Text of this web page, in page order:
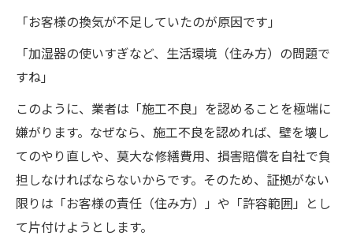
「お客様の換気が不足していたのが原因です」
「加湿器の使いすぎなど、生活環境（住み方）の問題で
すね」
このように、業者は「施工不良」を認めることを極端に
嫌がります。なぜなら、施工不良を認めれば、壁を壊し
てのやり直しや、莫大な修繕費用、損害賠償を自社で負
担しなければならないからです。そのため、証拠がない
限りは「お客様の責任（住み方）」や「許容範囲」とし
て片付けようとします。